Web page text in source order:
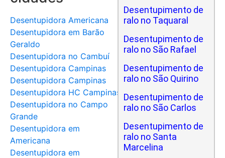
Desentupidora Americana
Desentupidora em Barão
Geraldo
Desentupidora no Cambuí
Desentupidora Campinas
Desentupidora Campinas
Desentupidora HC Campinas
Desentupidora no Campo
Grande
Desentupidora em
Americana
Desentupidora em
Desentupimento de
ralo no Taquaral
Desentupimento de
ralo no São Rafael
Desentupimento de
ralo no São Quirino
Desentupimento de
ralo no São Carlos
Desentupimento de
ralo no Santa
Marcelina